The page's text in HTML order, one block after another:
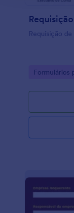
Requisição de
Go to
Formulários